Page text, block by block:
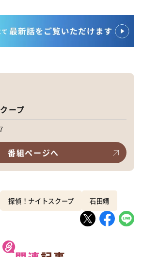
ープ
番組ページへ
探偵！ナイトスクープ 石田靖